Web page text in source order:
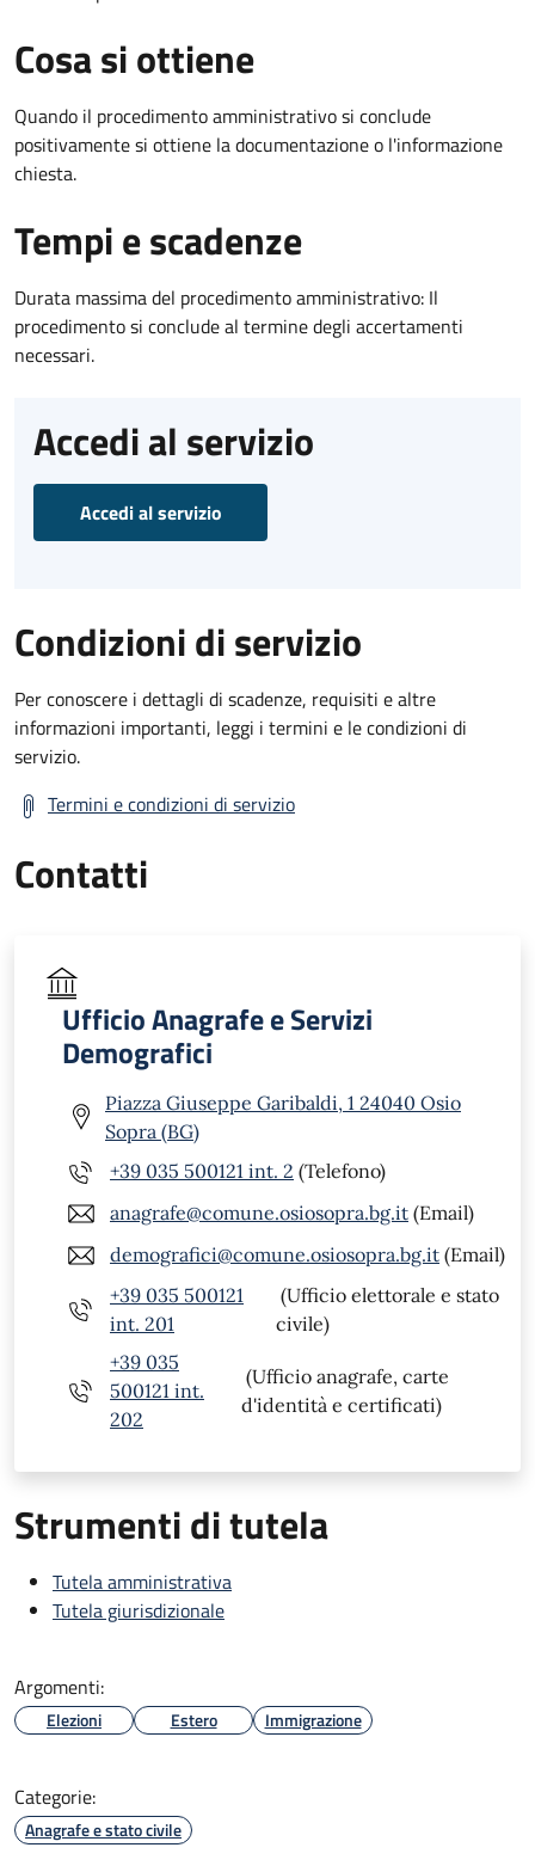
Cosa si ottiene
Quando il procedimento amministrativo si conclude
positivamente si ottiene la documentazione o l'informazione
chiesta.
Tempi e scadenze
Durata massima del procedimento amministrativo: Il
procedimento si conclude al termine degli accertamenti
necessari.
Accedi al servizio
Accedi al servizio
Condizioni di servizio
Per conoscere i dettagli di scadenze, requisiti e altre
informazioni importanti, leggi i termini e le condizioni di
servizio.
Termini e condizioni di servizio
Contatti
Ufficio Anagrafe e Servizi
Demografici
Piazza Giuseppe Garibaldi, 1 24040 Osio
Sopra (BG)
+39 035 500121 int. 2 (Telefono)
anagrafe@comune.osiosopra.bg.it (Email)
demografici@comune.osiosopra.bg.it (Email)
+39 035 500121
int. 201
(Ufficio elettorale e stato
civile)
+39 035
500121 int.
202
(Ufficio anagrafe, carte
d'identità e certificati)
Strumenti di tutela
Tutela amministrativa
Tutela giurisdizionale
Argomenti:
Elezioni Estero Immigrazione
Categorie:
Anagrafe e stato civile